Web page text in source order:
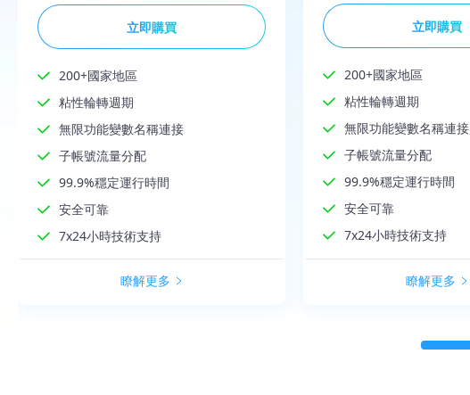
立即購買
200+國家地區
粘性輪轉週期
無限功能變數名稱連接
子帳號流量分配
99.9%穩定運行時間
安全可靠
7x24小時技術支持
瞭解更多
立即購買
200+國家地區
粘性輪轉週期
無限功能變數名稱連接
子帳號流量分配
99.9%穩定運行時間
安全可靠
7x24小時技術支持
瞭解更多